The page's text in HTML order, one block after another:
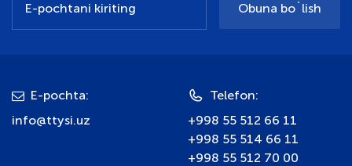
Obuna bo`lish
E-pochta:
info@ttysi.uz
Telefon:
+998 55 512 66 11
+998 55 514 66 11
+998 55 512 70 00